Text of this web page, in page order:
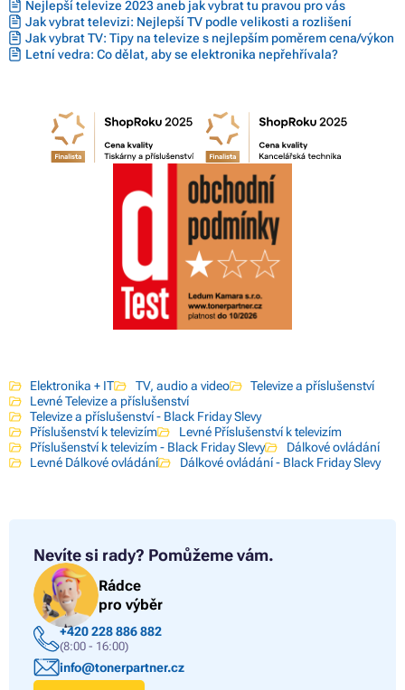
Nejlepší televize 2023 aneb jak vybrat tu pravou pro vás
Jak vybrat televizi: Nejlepší TV podle velikosti a rozlišení
Jak vybrat TV: Tipy na televize s nejlepším poměrem cena/výkon
Letní vedra: Co dělat, aby se elektronika nepřehřívala?
Elektronika + IT TV, audio a video
Televize a příslušenství
Levné Televize a příslušenství
Televize a příslušenství - Black Friday Slevy
Příslušenství k televizím
Levné Příslušenství k televizím
Příslušenství k televizím - Black Friday Slevy
Dálkové ovládání
Levné Dálkové ovládání
Dálkové ovládání - Black Friday Slevy
Nevíte si rady? Pomůžeme vám.
Rádce
pro výběr
+420 228 886 882
(8:00 - 16:00)
info@tonerpartner.cz